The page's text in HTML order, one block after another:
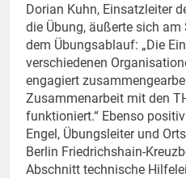
Dorian Kuhn, Einsatzleiter
die Übung, äußerte sich
dem Übungsablauf: „Die
verschiedenen
engagiert
Zusammenarbeit mit den
funktioniert.“ Ebenso
Engel, Übungsleiter und
Berlin Friedrichshain-
Abschnitt technische